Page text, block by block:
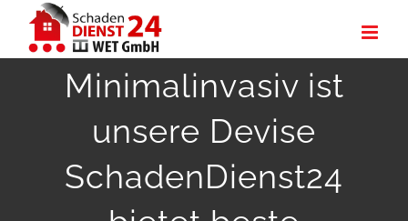
Inhalt
Minimalinvasiv ist
unsere Devise
SchadenDienst24